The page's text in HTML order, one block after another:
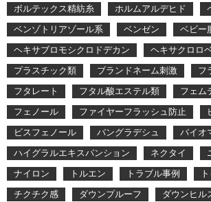
ボルテックス精紡糸
ホルムアルデヒド
ベンゾトリアゾール系
ベンゼン ベビー
ヘキサブロモシクロドデカン
ヘキサクロロ
プラスチック類
ブランドネーム刺激
フ
フタレート
フタル酸エステル類
フェム
フェノール
ファイヤーフラッシュ防止
ビスフェノール
バングラデシュ バイオ
ハイグラルエキスパンション
ネクタイ
ナイロン
トルエン トラブル事例
チクチク感
ダウンプルーフ ダウンヒル